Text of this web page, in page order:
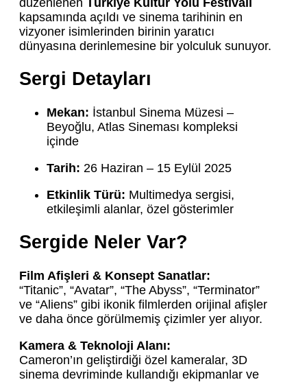
kapsamında açıldı ve sinema tarihinin en
vizyoner isimlerinden birinin yaratıcı
dünyasına derinlemesine bir yolculuk sunuyor.
Sergi Detayları
Mekan: İstanbul Sinema Müzesi –
Beyoğlu, Atlas Sineması kompleksi
içinde
Tarih: 26 Haziran – 15 Eylül 2025
Etkinlik Türü: Multimedya sergisi,
etkileşimli alanlar, özel gösterimler
Sergide Neler Var?
Film Afişleri & Konsept Sanatlar:
“Titanic”, “Avatar”, “The Abyss”, “Terminator”
ve “Aliens” gibi ikonik filmlerden orijinal afişler
ve daha önce görülmemiş çizimler yer alıyor.
Kamera & Teknoloji Alanı:
Cameron’ın geliştirdiği özel kameralar, 3D
sinema devriminde kullandığı ekipmanlar ve